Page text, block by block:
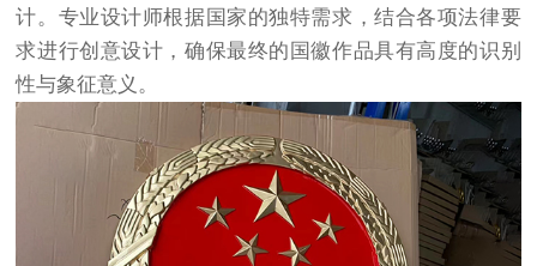
计。专业设计师根据国家的独特需求，结合各项法律要
求进行创意设计，确保最终的国徽作品具有高度的识别
性与象征意义。